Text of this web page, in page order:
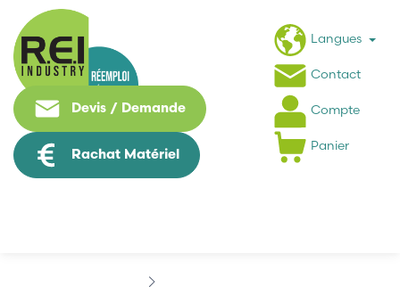
Devis / Demande
Rachat Matériel
Langues
Contact
Compte
Panier